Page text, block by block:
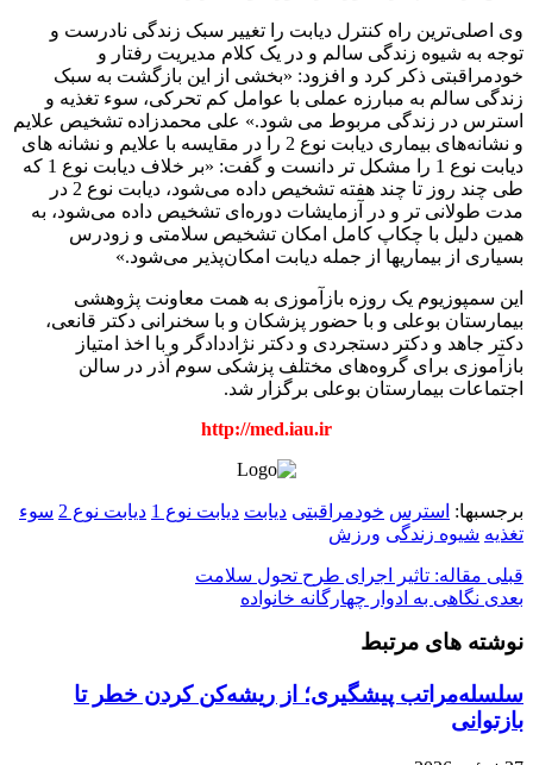
وی اصلی‌ترین راه کنترل دیابت را تغییر سبک زندگی نادرست و
توجه به شیوه زندگی سالم و در یک کلام مدیریت رفتار و
خودمراقبتی ذکر کرد و افزود: «بخشی از این بازگشت به سبک
زندگی سالم به مبارزه عملی با عوامل کم تحرکی، سوء تغذیه و
استرس در زندگی مربوط می شود.» علی محمدزاده تشخیص علایم
و نشانه‌های بیماری دیابت نوع 2 را در مقایسه با علایم و نشانه های
دیابت نوع 1 را مشکل تر دانست و گفت: «بر خلاف دیابت نوع 1 که
طی چند روز تا چند هفته تشخیص داده می‌شود، دیابت نوع 2 در
مدت طولانی تر و در آزمایشات دوره‌ای تشخیص داده می‌شود، به
همین دلیل با چکاپ کامل امکان تشخیص سلامتی و زودرس
بسیاری از بیماریها از جمله دیابت امکان‌پذیر می‌شود.»
این سمپوزیوم یک روزه بازآموزی به همت معاونت پژوهشی
بیمارستان بوعلی و با حضور پزشکان و با سخنرانی دکتر قانعی،
دکتر جاهد و دکتر دستجردی و دکتر نژاددادگر و با اخذ امتیاز
بازآموزی برای گروه‌های مختلف پزشکی سوم آذر در سالن
اجتماعات بیمارستان بوعلی برگزار شد.
http://med.iau.ir
برجسبها: استرس خودمراقبتی دیابت دیابت نوع 1 دیابت نوع 2
سوء
تغذیه شیوه زندگی ورزش
قبلی مقاله: تاثیر اجرای طرح تحول سلامت
بعدی نگاهی به ادوار چهارگانه خانواده
نوشته های مرتبط
سلسله‌مراتب پیشگیری؛ از ریشه‌کن کردن خطر تا
بازتوانی